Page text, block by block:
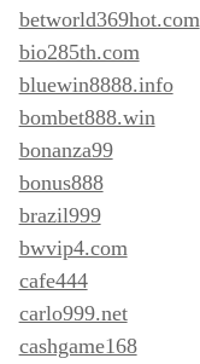
betworld369hot.com
bio285th.com
bluewin8888.info
bombet888.win
bonanza99
bonus888
brazil999
bwvip4.com
cafe444
carlo999.net
cashgame168